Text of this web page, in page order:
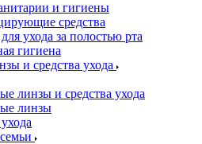
и гигиены
средства
ухода за полостью рта
гигиена
и средства ухода
линзы и средства ухода
линзы